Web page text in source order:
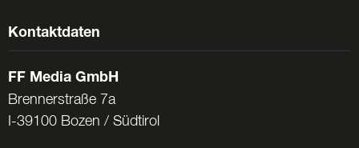
Kontaktdaten
FF Media GmbH
Brennerstraße 7a
I-39100 Bozen / Südtirol